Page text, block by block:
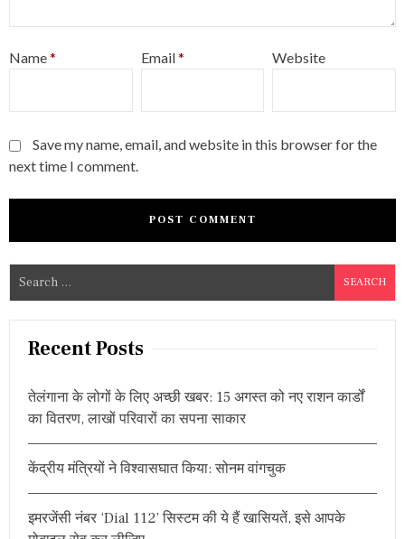
Name* Email* Website
Save my name, email, and website in this browser for the
next time I comment.
a
Recent Posts
तेलंगाना के लोगों के लिए अच्छी खबर: 15 अगस्त को नए राशन कार्डों
का वितरण, लाखों परिवारों का सपना साकार
केंद्रीय मंत्रियों ने विश्वासघात किया: सोनम वांगचुक
इमरजेंसी नंबर ‘Dial 112’ सिस्टम की ये हैं खासियतें, इसे आपके